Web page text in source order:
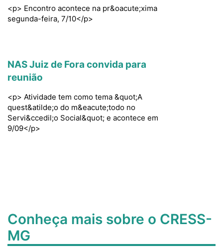
<p> Encontro acontece na pr&oacute;xima
segunda-feira, 7/10</p>
NAS Juiz de Fora convida para
reunião
<p> Atividade tem como tema &quot;A
quest&atilde;o do m&eacute;todo no
Servi&ccedil;o Social&quot; e acontece em
9/09</p>
Conheça mais sobre o CRESS-
MG